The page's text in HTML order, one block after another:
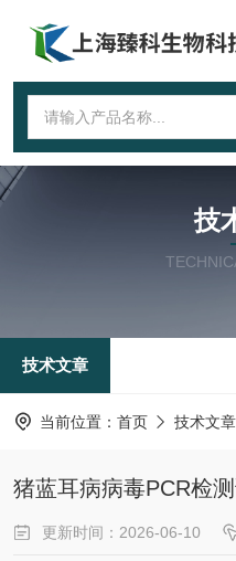
技
技术文章
当前位置： 首页 技术文章
猪蓝耳病病毒PCR检
更新时间：2026-06-10